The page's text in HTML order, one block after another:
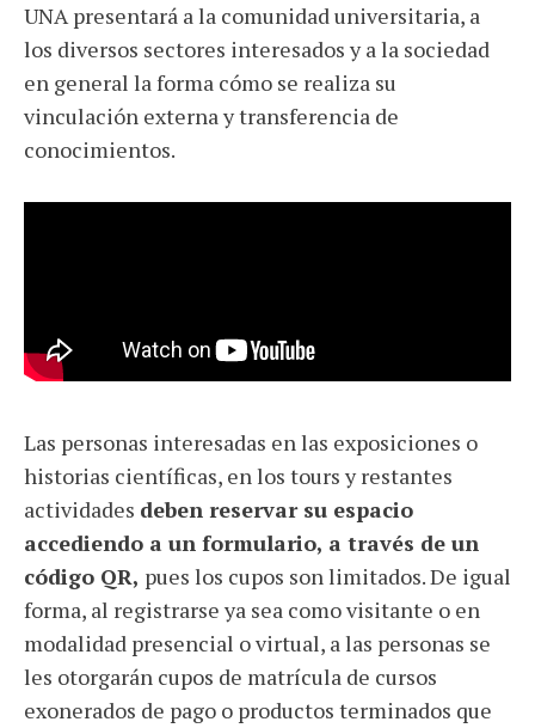
UNA presentará a la comunidad universitaria, a
los diversos sectores interesados y a la sociedad
en general la forma cómo se realiza su
vinculación externa y transferencia de
conocimientos.
Las personas interesadas en las exposiciones o
historias científicas, en los tours y restantes
actividades deben reservar su espacio
accediendo a un formulario, a través de un
código QR, pues los cupos son limitados. De igual
forma, al registrarse ya sea como visitante o en
modalidad presencial o virtual, a las personas se
les otorgarán cupos de matrícula de cursos
exonerados de pago o productos terminados que